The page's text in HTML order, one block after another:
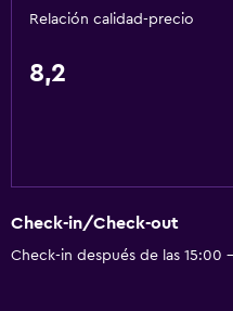
Relación calidad-precio
8,2
Check-in/Check-out
Check-in después de las 15:00